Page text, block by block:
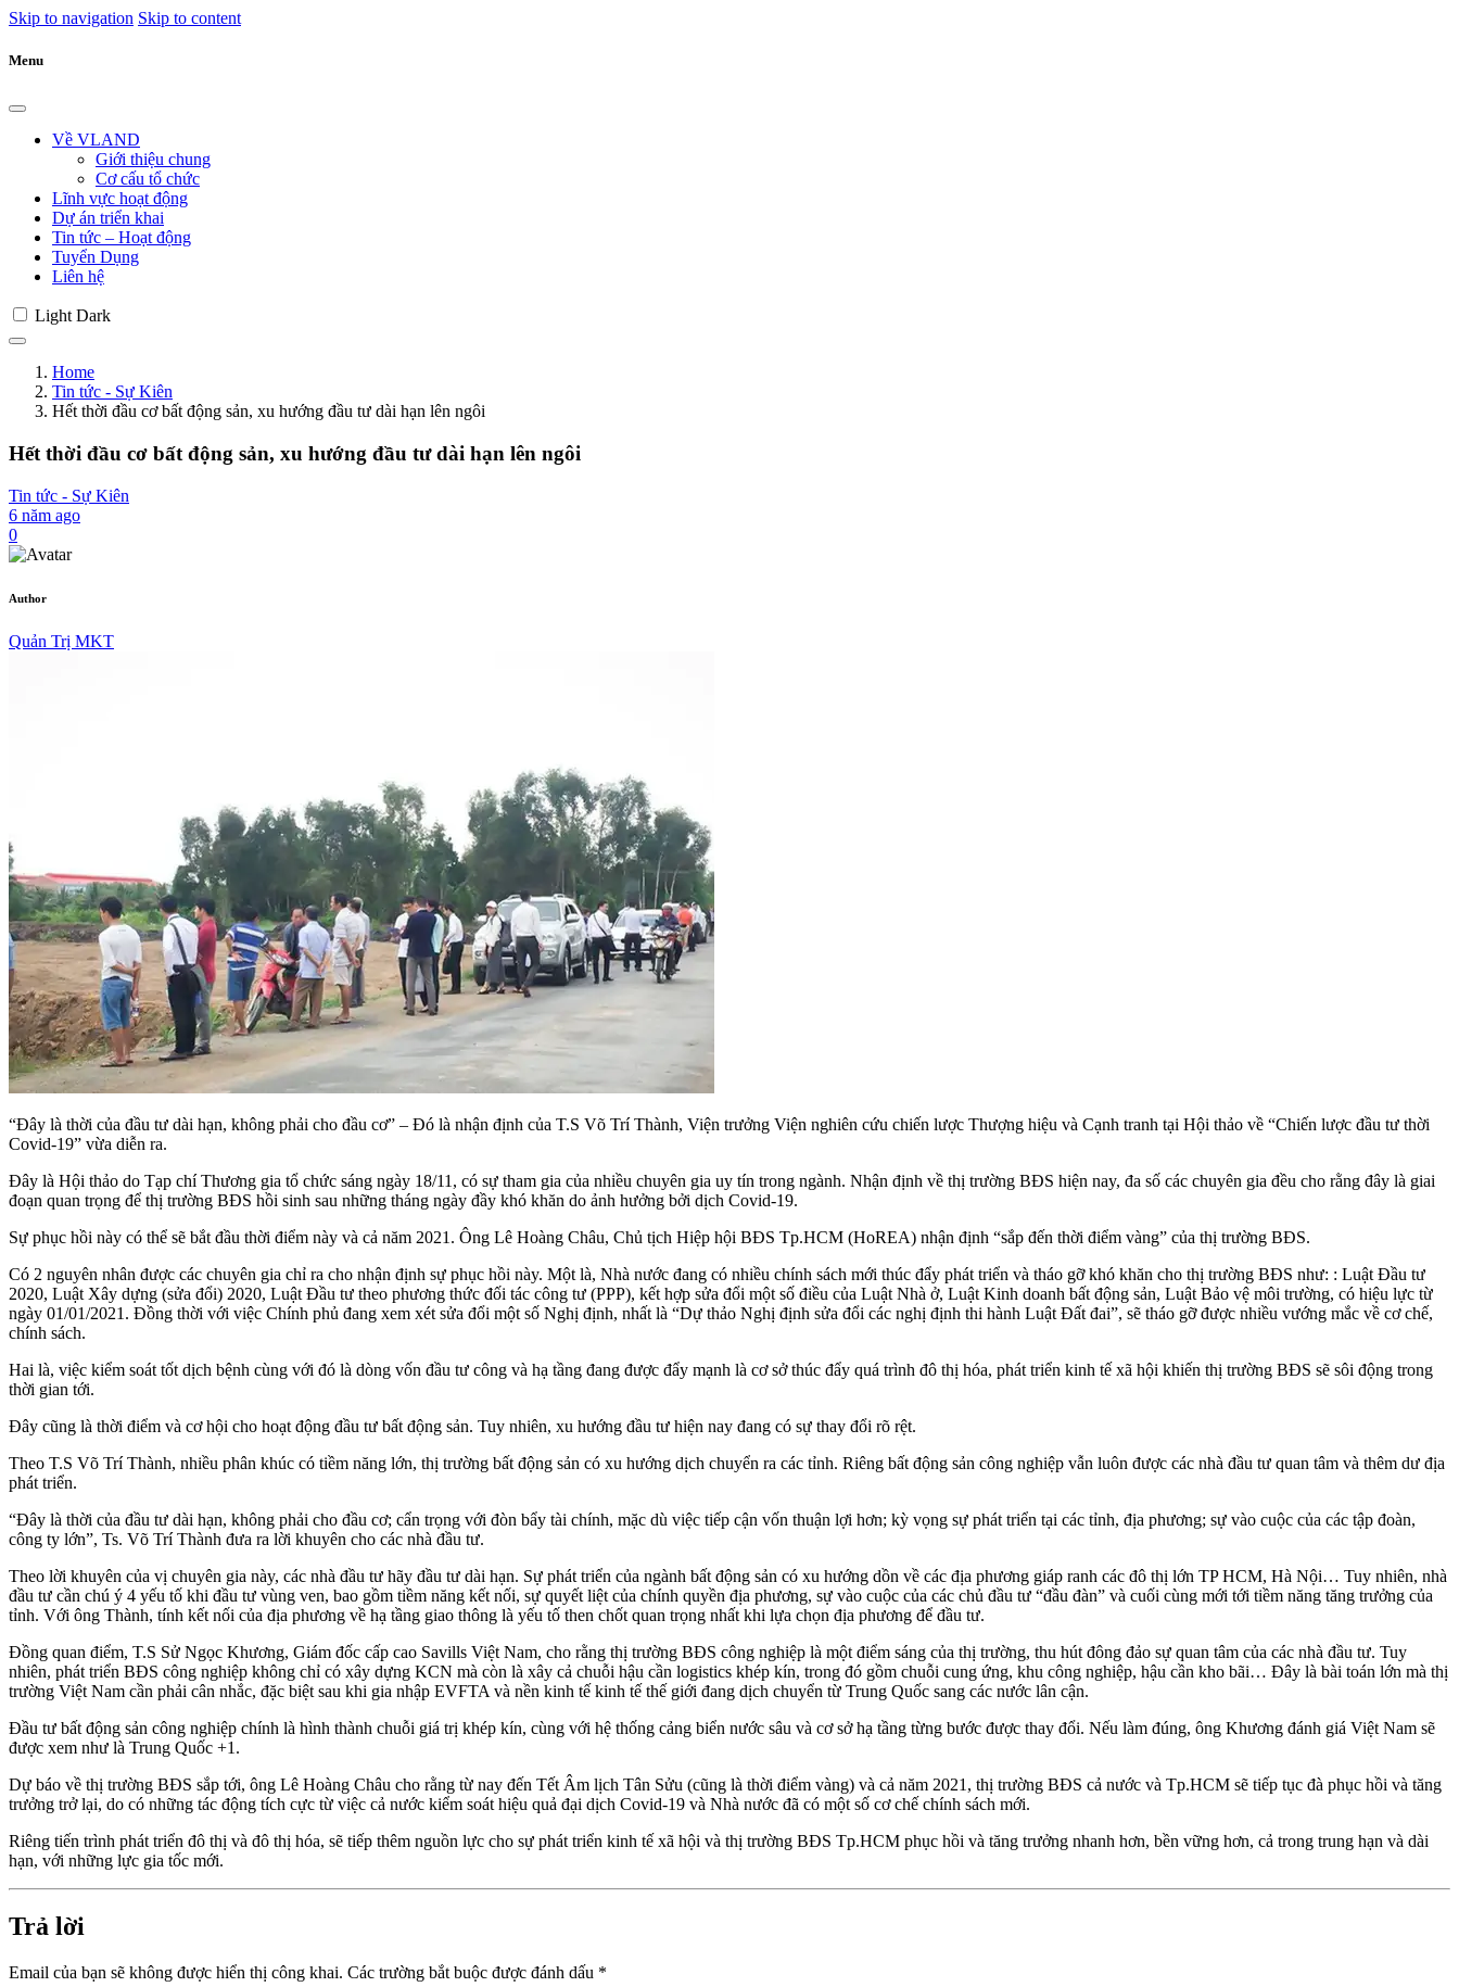
Skip to navigation Skip to content
Menu
Về VLAND
Giới thiệu chung
Cơ cấu tổ chức
Lĩnh vực hoạt động
Dự án triển khai
Tin tức – Hoạt động
Tuyển Dụng
Liên hệ
Light Dark
Home
Tin tức - Sự Kiên
Hết thời đầu cơ bất động sản, xu hướng đầu tư dài hạn lên ngôi
Hết thời đầu cơ bất động sản, xu hướng đầu tư dài hạn lên ngôi
Tin tức - Sự Kiên
6 năm ago
0
Author
Quản Trị MKT
“Đây là thời của đầu tư dài hạn, không phải cho đầu cơ” – Đó là nhận định của T.S Võ Trí Thành, Viện trưởng Viện nghiên cứu chiến lược Thượng hiệu và Cạnh tranh tại Hội thảo về “Chiến lược đầu tư thời
Covid-19” vừa diễn ra.
Đây là Hội thảo do Tạp chí Thương gia tổ chức sáng ngày 18/11, có sự tham gia của nhiều chuyên gia uy tín trong ngành. Nhận định về thị trường BĐS hiện nay, đa số các chuyên gia đều cho rằng đây là giai
đoạn quan trọng để thị trường BĐS hồi sinh sau những tháng ngày đầy khó khăn do ảnh hưởng bởi dịch Covid-19.
Sự phục hồi này có thể sẽ bắt đầu thời điểm này và cả năm 2021. Ông Lê Hoàng Châu, Chủ tịch Hiệp hội BĐS Tp.HCM (HoREA) nhận định “sắp đến thời điểm vàng” của thị trường BĐS.
Có 2 nguyên nhân được các chuyên gia chỉ ra cho nhận định sự phục hồi này. Một là, Nhà nước đang có nhiều chính sách mới thúc đẩy phát triển và tháo gỡ khó khăn cho thị trường BĐS như: : Luật Đầu tư
2020, Luật Xây dựng (sửa đổi) 2020, Luật Đầu tư theo phương thức đối tác công tư (PPP), kết hợp sửa đổi một số điều của Luật Nhà ở, Luật Kinh doanh bất động sản, Luật Bảo vệ môi trường, có hiệu lực từ
ngày 01/01/2021. Đồng thời với việc Chính phủ đang xem xét sửa đổi một số Nghị định, nhất là “Dự thảo Nghị định sửa đổi các nghị định thi hành Luật Đất đai”, sẽ tháo gỡ được nhiều vướng mắc về cơ chế,
chính sách.
Hai là, việc kiểm soát tốt dịch bệnh cùng với đó là dòng vốn đầu tư công và hạ tầng đang được đẩy mạnh là cơ sở thúc đẩy quá trình đô thị hóa, phát triển kinh tế xã hội khiến thị trường BĐS sẽ sôi động trong
thời gian tới.
Đây cũng là thời điểm và cơ hội cho hoạt động đầu tư bất động sản. Tuy nhiên, xu hướng đầu tư hiện nay đang có sự thay đổi rõ rệt.
Theo T.S Võ Trí Thành, nhiều phân khúc có tiềm năng lớn, thị trường bất động sản có xu hướng dịch chuyển ra các tỉnh. Riêng bất động sản công nghiệp vẫn luôn được các nhà đầu tư quan tâm và thêm dư địa
phát triển.
“Đây là thời của đầu tư dài hạn, không phải cho đầu cơ; cẩn trọng với đòn bẩy tài chính, mặc dù việc tiếp cận vốn thuận lợi hơn; kỳ vọng sự phát triển tại các tỉnh, địa phương; sự vào cuộc của các tập đoàn,
công ty lớn”, Ts. Võ Trí Thành đưa ra lời khuyên cho các nhà đầu tư.
Theo lời khuyên của vị chuyên gia này, các nhà đầu tư hãy đầu tư dài hạn. Sự phát triển của ngành bất động sản có xu hướng dồn về các địa phương giáp ranh các đô thị lớn TP HCM, Hà Nội… Tuy nhiên, nhà
đầu tư cần chú ý 4 yếu tố khi đầu tư vùng ven, bao gồm tiềm năng kết nối, sự quyết liệt của chính quyền địa phương, sự vào cuộc của các chủ đầu tư “đầu đàn” và cuối cùng mới tới tiềm năng tăng trưởng của
tỉnh. Với ông Thành, tính kết nối của địa phương về hạ tầng giao thông là yếu tố then chốt quan trọng nhất khi lựa chọn địa phương để đầu tư.
Đồng quan điểm, T.S Sử Ngọc Khương, Giám đốc cấp cao Savills Việt Nam, cho rằng thị trường BĐS công nghiệp là một điểm sáng của thị trường, thu hút đông đảo sự quan tâm của các nhà đầu tư. Tuy
nhiên, phát triển BĐS công nghiệp không chỉ có xây dựng KCN mà còn là xây cả chuỗi hậu cần logistics khép kín, trong đó gồm chuỗi cung ứng, khu công nghiệp, hậu cần kho bãi… Đây là bài toán lớn mà thị
trường Việt Nam cần phải cân nhắc, đặc biệt sau khi gia nhập EVFTA và nền kinh tế kinh tế thế giới đang dịch chuyển từ Trung Quốc sang các nước lân cận.
Đầu tư bất động sản công nghiệp chính là hình thành chuỗi giá trị khép kín, cùng với hệ thống cảng biển nước sâu và cơ sở hạ tầng từng bước được thay đổi. Nếu làm đúng, ông Khương đánh giá Việt Nam sẽ
được xem như là Trung Quốc +1.
Dự báo về thị trường BĐS sắp tới, ông Lê Hoàng Châu cho rằng từ nay đến Tết Âm lịch Tân Sửu (cũng là thời điểm vàng) và cả năm 2021, thị trường BĐS cả nước và Tp.HCM sẽ tiếp tục đà phục hồi và tăng
trưởng trở lại, do có những tác động tích cực từ việc cả nước kiểm soát hiệu quả đại dịch Covid-19 và Nhà nước đã có một số cơ chế chính sách mới.
Riêng tiến trình phát triển đô thị và đô thị hóa, sẽ tiếp thêm nguồn lực cho sự phát triển kinh tế xã hội và thị trường BĐS Tp.HCM phục hồi và tăng trưởng nhanh hơn, bền vững hơn, cả trong trung hạn và dài
hạn, với những lực gia tốc mới.
Trả lời
Email của bạn sẽ không được hiển thị công khai. Các trường bắt buộc được đánh dấu *